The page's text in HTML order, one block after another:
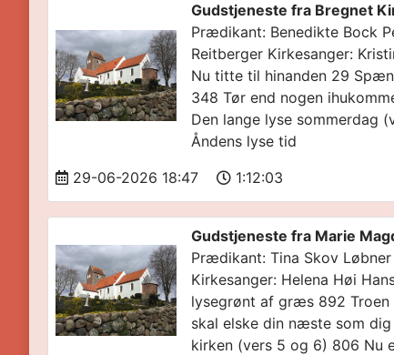
Gudstjeneste fra Bregnet
Prædikant: Benedikte Bock
Reitberger Kirkesanger:
Nu titte til hinanden 29
348 Tør end nogen
Den lange lyse sommerdag
Åndens lyse tid
29-06-2026 18:47 1:12:03
Gudstjeneste fra Marie
Prædikant: Tina Skov
Kirkesanger: Helena Høi
lysegrønt af græs 892
skal elske din næste som
kirken (vers 5 og 6) 806 Nu